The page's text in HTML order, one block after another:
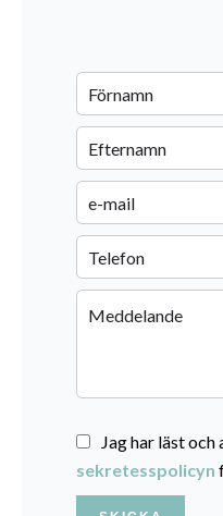
Jag har läst
sekretesspolicyn